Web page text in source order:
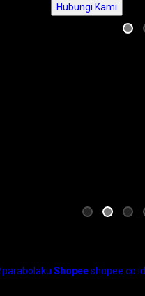
Hubungi Kami
Shopee